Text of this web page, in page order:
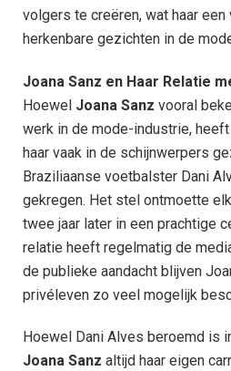
volgers te creëren, wat haar
herkenbare gezichten in de
Joana Sanz en Haar Relatie
Hoewel Joana Sanz vooral
werk in de mode-industrie,
haar vaak in de schijnwerpers
Braziliaanse voetbalster Dani
gekregen. Het stel ontmoette
twee jaar later in een prachtige
relatie heeft regelmatig de
de publieke aandacht blijven
privéleven zo veel mogelijk
Hoewel Dani Alves beroemd is
Joana Sanz altijd haar eigen